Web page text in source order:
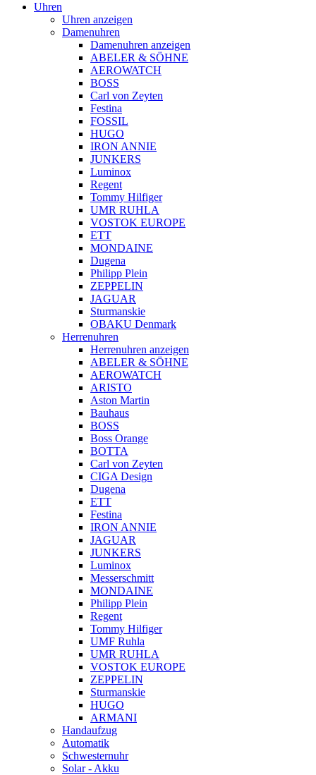
Uhren
Uhren anzeigen
Damenuhren
Damenuhren anzeigen
ABELER & SÖHNE
AEROWATCH
BOSS
Carl von Zeyten
Festina
FOSSIL
HUGO
IRON ANNIE
JUNKERS
Luminox
Regent
Tommy Hilfiger
UMR RUHLA
VOSTOK EUROPE
ETT
MONDAINE
Dugena
Philipp Plein
ZEPPELIN
JAGUAR
Sturmanskie
OBAKU Denmark
Herrenuhren
Herrenuhren anzeigen
ABELER & SÖHNE
AEROWATCH
ARISTO
Aston Martin
Bauhaus
BOSS
Boss Orange
BOTTA
Carl von Zeyten
CIGA Design
Dugena
ETT
Festina
IRON ANNIE
JAGUAR
JUNKERS
Luminox
Messerschmitt
MONDAINE
Philipp Plein
Regent
Tommy Hilfiger
UMF Ruhla
UMR RUHLA
VOSTOK EUROPE
ZEPPELIN
Sturmanskie
HUGO
ARMANI
Handaufzug
Automatik
Schwesternuhr
Solar - Akku